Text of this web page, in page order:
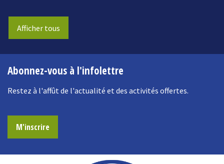
Afficher tous
Abonnez-vous à l'infolettre
Restez à l'affût de l'actualité et des activités offertes.
M'inscrire